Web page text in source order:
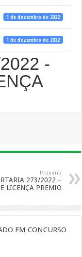
1 de dezembro de 2022
1 de dezembro de 2022
-
Próximo
273/2022 –
LICENÇA PREMIO
EM CONCURSO